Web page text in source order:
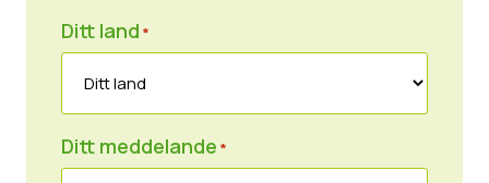
Ditt land *
Ditt meddelande *